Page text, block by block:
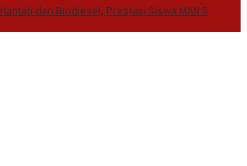
dari Biodiesel, Prestasi Siswa MAN 5